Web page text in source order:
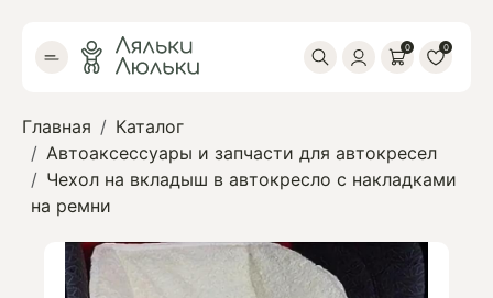
0 0
Главная
Каталог
Автоаксессуары и запчасти для автокресел
Чехол на вкладыш в автокресло с накладками
на ремни